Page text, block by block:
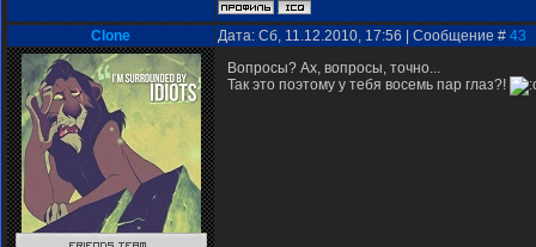
Clone Дата: Сб, 11.12.2010, 17:56 | Сообщение # 43
Вопросы? Ах, вопросы, точно...
Так это поэтому у тебя восемь пар глаз?!